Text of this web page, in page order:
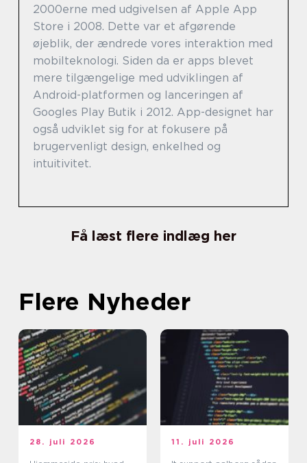
2000erne med udgivelsen af Apple App
Store i 2008. Dette var et afgørende
øjeblik, der ændrede vores interaktion med
mobilteknologi. Siden da er apps blevet
mere tilgængelige med udviklingen af
Android-platformen og lanceringen af
Googles Play Butik i 2012. App-designet har
også udviklet sig for at fokusere på
brugervenligt design, enkelhed og
intuitivitet.
Få læst flere indlæg her
Flere Nyheder
28. juli 2026 11. juli 2026